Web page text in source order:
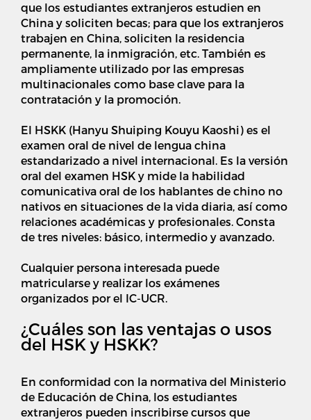
que los estudiantes extranjeros estudien en
China y soliciten becas; para que los extranjeros
trabajen en China, soliciten la residencia
permanente, la inmigración, etc. También es
ampliamente utilizado por las empresas
multinacionales como base clave para la
contratación y la promoción.
El HSKK (Hanyu Shuiping Kouyu Kaoshi) es el
examen oral de nivel de lengua china
estandarizado a nivel internacional. Es la versión
oral del examen HSK y mide la habilidad
comunicativa oral de los hablantes de chino no
nativos en situaciones de la vida diaria, así como
relaciones académicas y profesionales. Consta
de tres niveles: básico, intermedio y avanzado.
Cualquier persona interesada puede
matricularse y realizar los exámenes
organizados por el IC-UCR.
¿Cuáles son las ventajas o usos
del HSK y HSKK?
En conformidad con la normativa del Ministerio
de Educación de China, los estudiantes
extranjeros pueden inscribirse cursos que